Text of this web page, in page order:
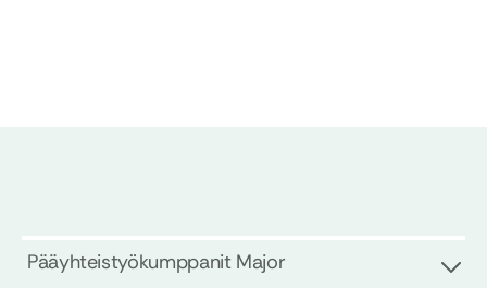
Pääyhteistyökumppanit Major